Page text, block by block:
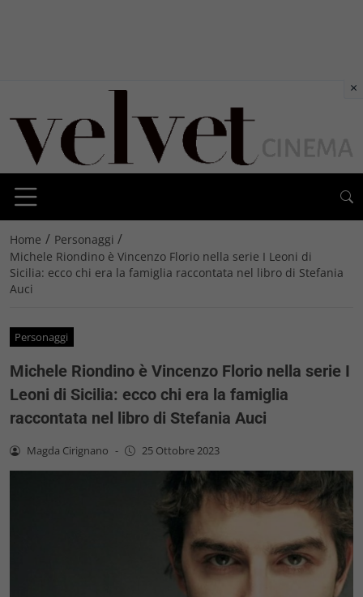
Home / Personaggi /
Michele Riondino è Vincenzo Florio nella serie I Leoni di
Sicilia: ecco chi era la famiglia raccontata nel libro di Stefania
Auci
Personaggi
Michele Riondino è Vincenzo Florio nella serie I
Leoni di Sicilia: ecco chi era la famiglia
raccontata nel libro di Stefania Auci
Magda Cirignano - 25 Ottobre 2023
×